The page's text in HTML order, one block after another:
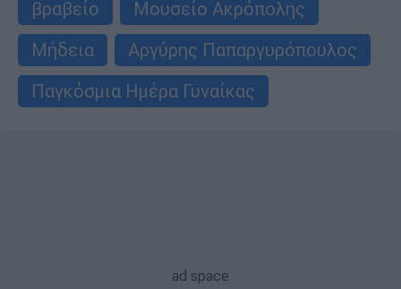
βραβείο
Μουσείο Ακρόπολης
Μήδεια
Αργύρης Παπαργυρόπουλος
Παγκόσμια Ημέρα Γυναίκας